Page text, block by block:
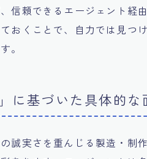
信頼できるエージェント経
おくことで、自力では見つ
。
に基づいた具体的な
誠実さを重んじる製造・制